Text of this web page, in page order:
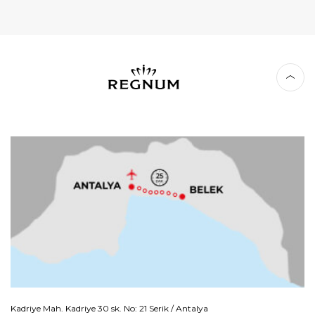
Kadriye Mah. Kadriye 30 sk. No: 21 Serik / Antalya